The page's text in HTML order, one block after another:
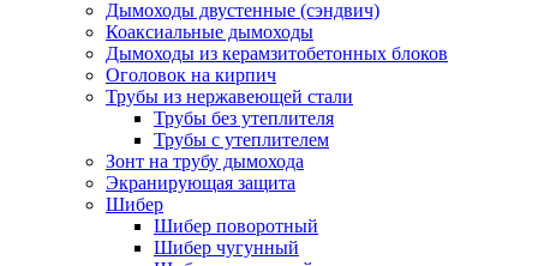
Дымоходы двустенные (сэндвич)
Коаксиальные дымоходы
Дымоходы из керамзитобетонных блоков
Оголовок на кирпич
Трубы из нержавеющей стали
Трубы без утеплителя
Трубы с утеплителем
Зонт на трубу дымохода
Экранирующая защита
Шибер
Шибер поворотный
Шибер чугунный